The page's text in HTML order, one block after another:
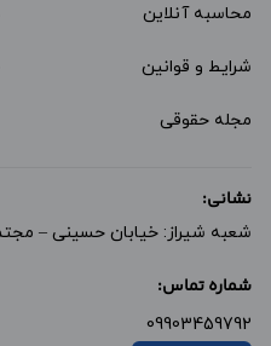
محاسبه آنلاین
شرایط و قوانین
مجله حقوقی
نشانی:
شعبه شیراز: خیابان حسینی –
شماره تماس:
09903459792